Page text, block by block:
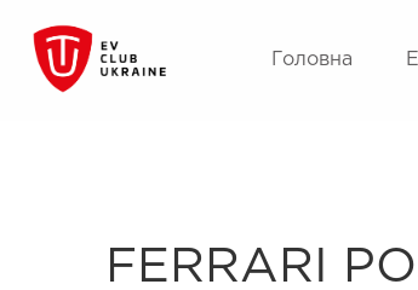
Головна
FERRARI